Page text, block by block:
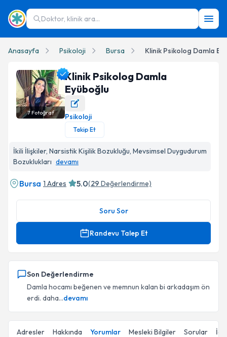
Doktor, klinik ara...
Anasayfa Psikoloji Bursa Klinik Psikolog Damla
Klinik Psikolog Damla Eyüboğlu Profil Fotoğrafı
7Fotoğraf
Klinik Psikolog Damla
Eyüboğlu
Psikoloji
Takip Et
İkili İlişkiler, Narsistik Kişilik Bozukluğu, Mevsimsel Duygudurum
Bozuklukları devamı
Bursa 1 Adres 5.0(29 Değerlendirme)
Soru Sor
Randevu Talep Et
Son Değerlendirme
Damla hocamı beğenen ve memnun kalan bi arkadaşım ön
erdi. daha...devamı
Adresler Hakkında Yorumlar Mesleki Bilgiler Sorular